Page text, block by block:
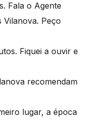
Fala o Agente
Vilanova. Peço
Fiquei a ouvir e
recomendam
lugar, a época